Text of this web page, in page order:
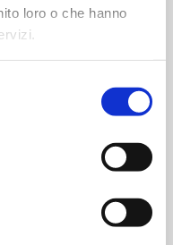
loro o che hanno